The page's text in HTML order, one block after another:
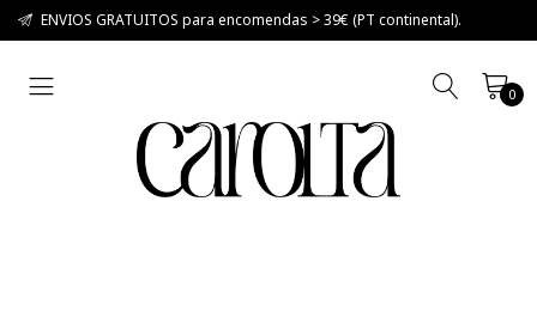
ENVIOS GRATUITOS para encomendas > 39€ (PT continental).
0